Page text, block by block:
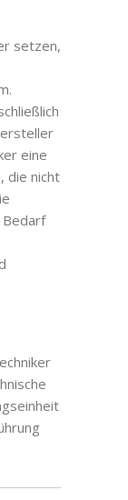
setzen,
eine
die nicht
Bedarf